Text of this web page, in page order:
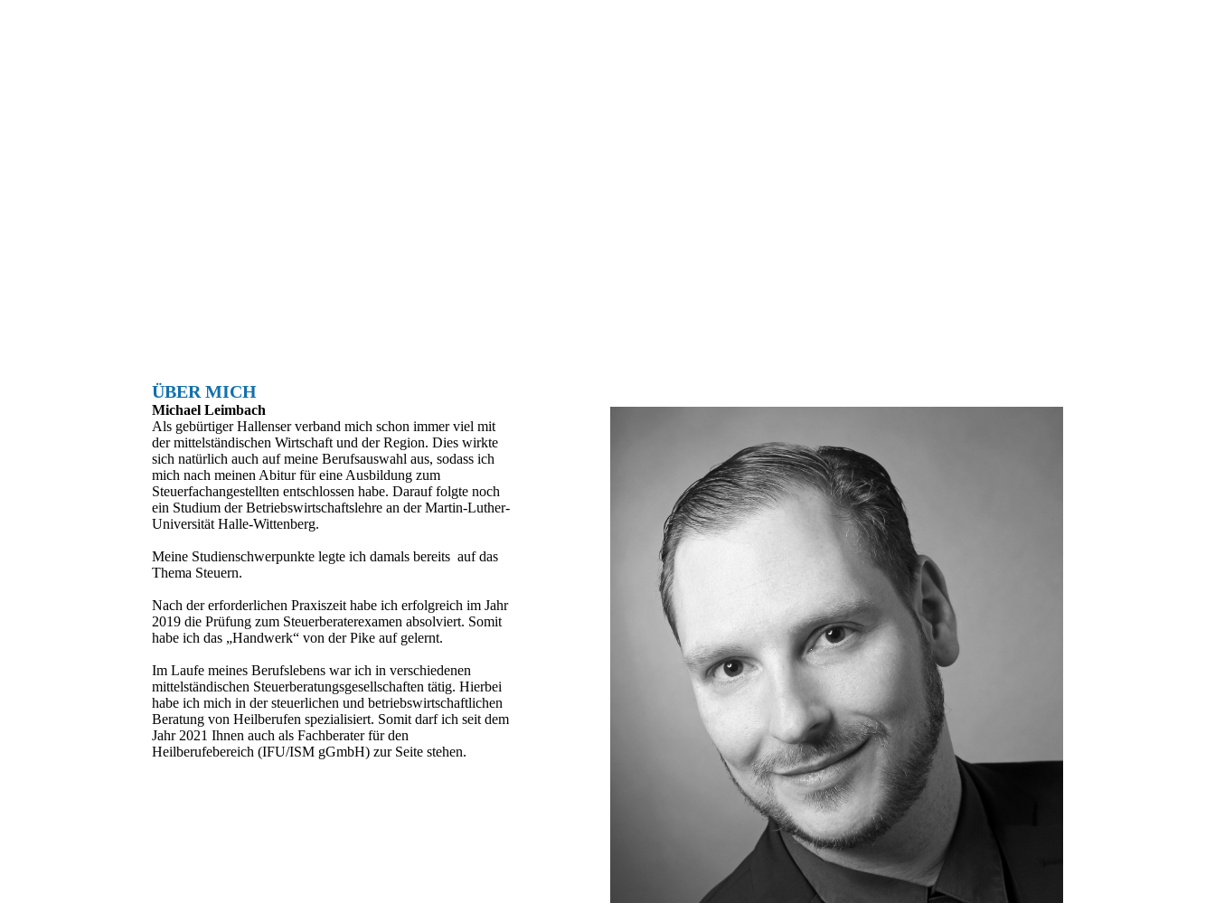
ÜBER MICH
Michael Leimbach
Als gebürtiger Hallenser verband mich schon immer viel mit
der mittelständischen Wirtschaft und der Region. Dies wirkte
sich natürlich auch auf meine Berufsauswahl aus, sodass ich
mich nach meinen Abitur für eine Ausbildung zum
Steuerfachangestellten entschlossen habe. Darauf folgte noch
ein Studium der Betriebswirtschaftslehre an der Martin-Luther-
Universität Halle-Wittenberg.
Meine Studienschwerpunkte legte ich damals bereits auf das
Thema Steuern.
Nach der erforderlichen Praxiszeit habe ich erfolgreich im Jahr
2019 die Prüfung zum Steuerberaterexamen absolviert. Somit
habe ich das „Handwerk“ von der Pike auf gelernt.
Im Laufe meines Berufslebens war ich in verschiedenen
mittelständischen Steuerberatungsgesellschaften tätig. Hierbei
habe ich mich in der steuerlichen und betriebswirtschaftlichen
Beratung von Heilberufen spezialisiert. Somit darf ich seit dem
Jahr 2021 Ihnen auch als Fachberater für den
Heilberufebereich (IFU/ISM gGmbH) zur Seite stehen.